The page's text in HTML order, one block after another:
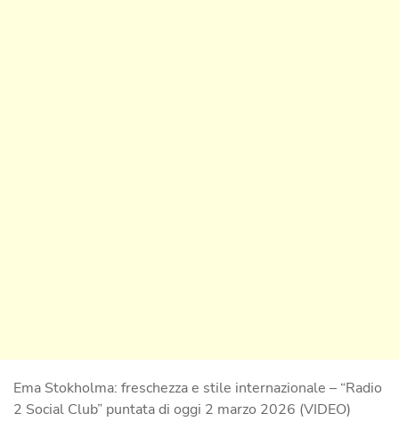
Ema Stokholma: freschezza e stile internazionale – “Radio
2 Social Club” puntata di oggi 2 marzo 2026 (VIDEO)